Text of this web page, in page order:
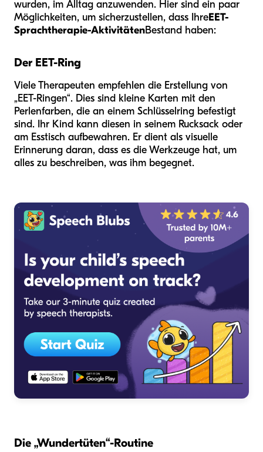
wurden, im Alltag anzuwenden. Hier sind ein paar
Möglichkeiten, um sicherzustellen, dass IhreEET-
Sprachtherapie-AktivitätenBestand haben:
Der EET-Ring
Viele Therapeuten empfehlen die Erstellung von
„EET-Ringen“. Dies sind kleine Karten mit den
Perlenfarben, die an einem Schlüsselring befestigt
sind. Ihr Kind kann diesen in seinem Rucksack oder
am Esstisch aufbewahren. Er dient als visuelle
Erinnerung daran, dass es die Werkzeuge hat, um
alles zu beschreiben, was ihm begegnet.
Die „Wundertüten“-Routine